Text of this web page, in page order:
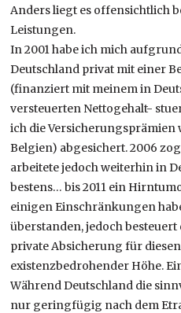
Anders liegt es offensichtlich
Leistungen.
In 2001 habe ich mich
Deutschland privat mit einer
(finanziert mit meinem in
versteuerten Nettogehalt-
ich die Versicherungsprämien
Belgien) abgesichert. 2006
arbeitete jedoch weiterhin in
bestens… bis 2011 ein
einigen Einschränkungen
überstanden, jedoch
private Absicherung für
existenzbedrohender Höhe.
Während Deutschland die
nur geringfügig nach dem